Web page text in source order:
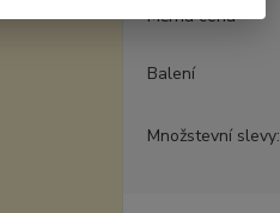
Měrná cena
Balení
Množstevní slevy: